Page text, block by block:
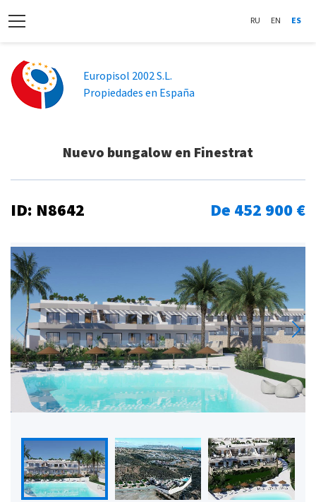
RU EN ES
Europisol 2002 S.L.
Propiedades en España
Nuevo bungalow en Finestrat
ID: N8642 De 452 900 €